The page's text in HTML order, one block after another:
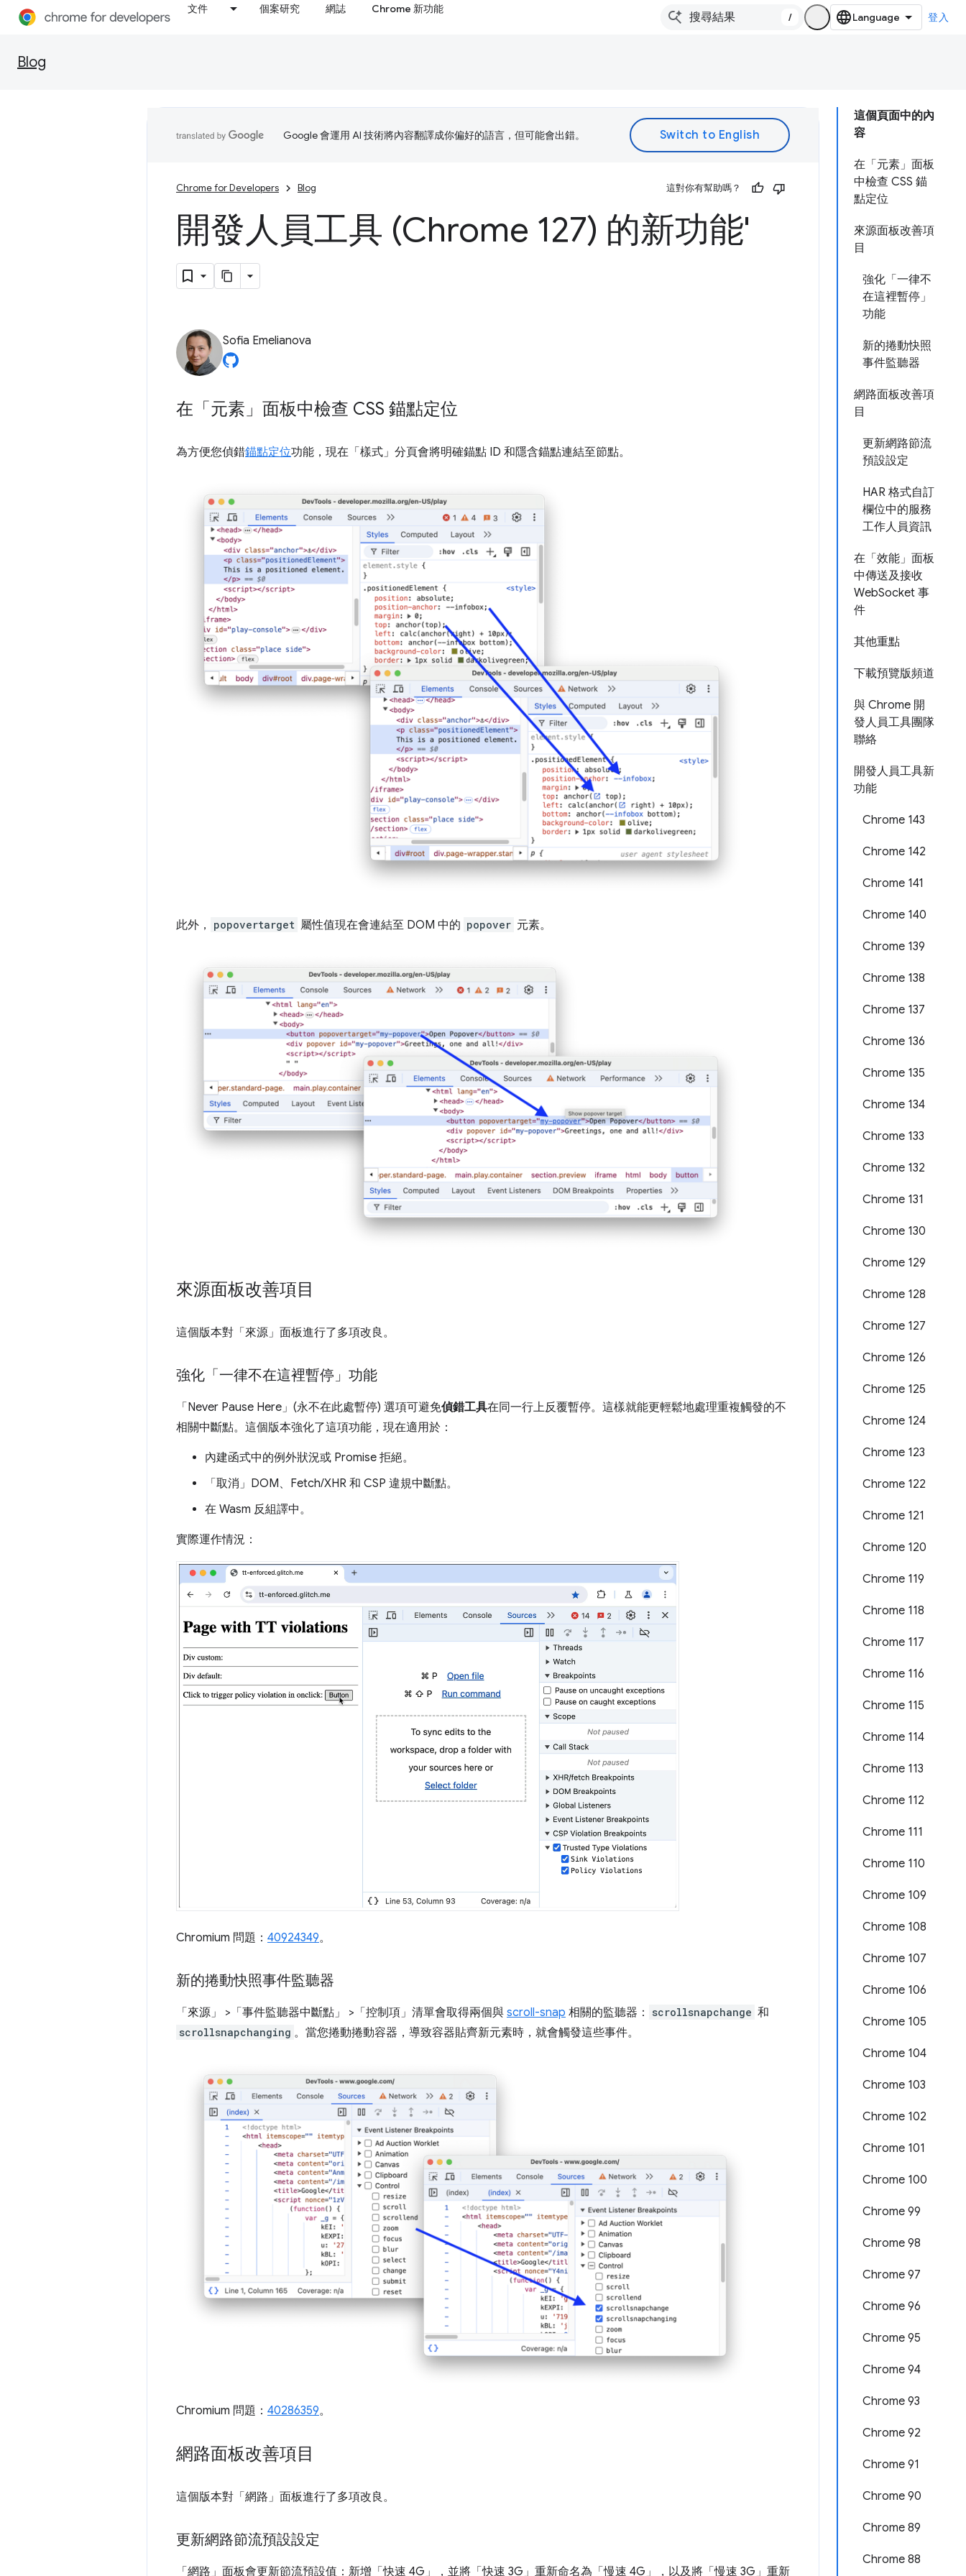
文件 個案研究 網誌 Chrome 新功能
/ 登入
Blog
這個頁面中的內
容
在「元素」面板
中檢查 CSS 錨
點定位
來源面板改善項
目
強化「一律不
在這裡暫停」
功能
新的捲動快照
事件監聽器
網路面板改善項
目
更新網路節流
預設設定
HAR 格式自訂
欄位中的服務
工作人員資訊
在「效能」面板
中傳送及接收
WebSocket 事
件
其他重點
下載預覽版頻道
與 Chrome 開
發人員工具團隊
聯絡
開發人員工具新
功能
Chrome 143
Chrome 142
Chrome 141
Chrome 140
Chrome 139
Chrome 138
Chrome 137
Chrome 136
Chrome 135
Chrome 134
Chrome 133
Chrome 132
Chrome 131
Chrome 130
Chrome 129
Chrome 128
Chrome 127
Chrome 126
Chrome 125
Chrome 124
Chrome 123
Chrome 122
Chrome 121
Chrome 120
Chrome 119
Chrome 118
Chrome 117
Chrome 116
Chrome 115
Chrome 114
Chrome 113
Chrome 112
Chrome 111
Chrome 110
Chrome 109
Chrome 108
Chrome 107
Chrome 106
Chrome 105
Chrome 104
Chrome 103
Chrome 102
Chrome 101
Chrome 100
Chrome 99
Chrome 98
Chrome 97
Chrome 96
Chrome 95
Chrome 94
Chrome 93
Chrome 92
Chrome 91
Chrome 90
Chrome 89
Chrome 88
Google 會運用 AI 技術將內容翻譯成你偏好的語言，但可能會出錯。
Chrome for Developers Blog 這對你有幫助嗎？
開發人員工具 (Chrome 127) 的新功能'
Sofia Emelianova
在「元素」面板中檢查 CSS 錨點定位
為方便您偵錯錨點定位功能，現在「樣式」 分頁會將明確錨點 ID 和隱含錨點連結至節點。
此外， popovertarget 屬性值現在會連結至 DOM 中的 popover 元素。
來源面板改善項目
這個版本對「來源」 面板進行了多項改良。
強化「一律不在這裡暫停」功能
「Never Pause Here」(永不在此處暫停) 選項可避免偵錯工具在同一行上反覆暫停。這樣就能更輕鬆地處理重複觸發的不
相關中斷點。這個版本強化了這項功能，現在適用於：
內建函式中的例外狀況或 Promise 拒絕。
「取消」DOM、Fetch/XHR 和 CSP 違規中斷點。
在 Wasm 反組譯中。
實際運作情況：
Chromium 問題： 40924349。
新的捲動快照事件監聽器
「來源」 >「事件監聽器中斷點」 >「控制項」 清單會取得兩個與 scroll-snap 相關的監聽器： scrollsnapchange 和
scrollsnapchanging 。當您捲動捲動容器，導致容器貼齊新元素時，就會觸發這些事件。
Chromium 問題： 40286359。
網路面板改善項目
這個版本對「網路」 面板進行了多項改良。
更新網路節流預設設定
「網路」 面板會更新節流預設值：新增「快速 4G」 ，並將「快速 3G」 重新命名為「慢速 4G」 ，以及將「慢速 3G」 重新